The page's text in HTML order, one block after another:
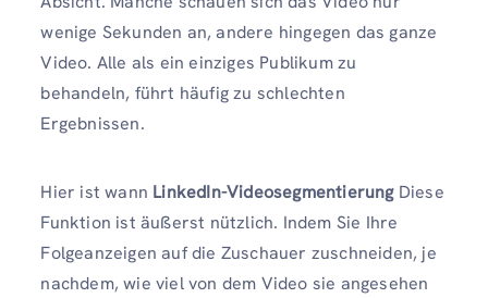
wenige Sekunden an, andere hingegen das ganze
Video. Alle als ein einziges Publikum zu
behandeln, führt häufig zu schlechten
Ergebnissen.
Hier ist wann LinkedIn-Videosegmentierung Diese
Funktion ist äußerst nützlich. Indem Sie Ihre
Folgeanzeigen auf die Zuschauer zuschneiden, je
nachdem, wie viel von dem Video sie angesehen